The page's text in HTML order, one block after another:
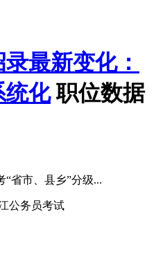
最新变化：
统化 职位数据
“省市、县乡”分级...
公务员考试